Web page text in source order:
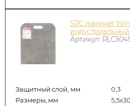
SPC ламинат
индустриальный
Артикул:
Защитный слой, мм
0,3
Размеры, мм